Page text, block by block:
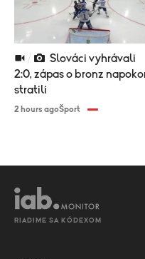
2:0, zápas o bronz
stratili
2 hours agoŠport
RIADIME SA KÓDEXOM